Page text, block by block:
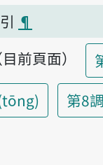
¶
前頁面）
第8